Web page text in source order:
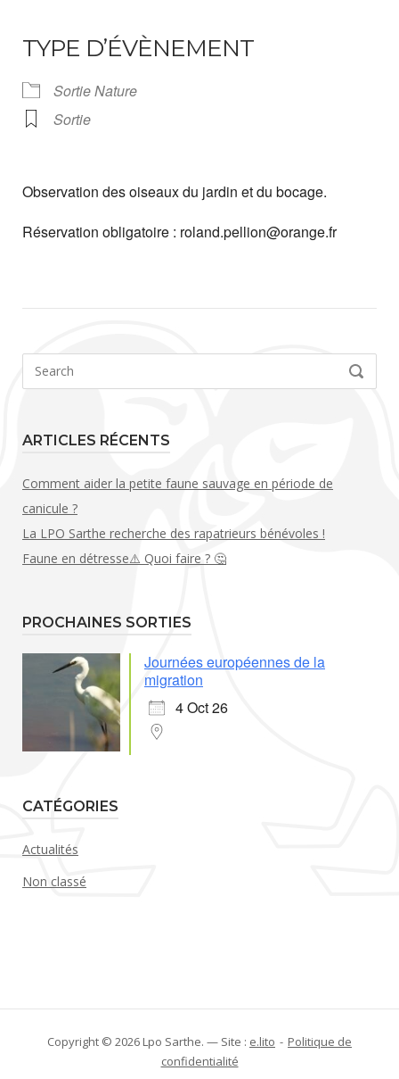
TYPE D’ÉVÈNEMENT
Sortie Nature
Sortie
Observation des oiseaux du jardin et du bocage.
Réservation obligatoire : roland.pellion@orange.fr
SEARCH
ARTICLES RÉCENTS
Comment aider la petite faune sauvage en période de
canicule ?
La LPO Sarthe recherche des rapatrieurs bénévoles !
Faune en détresse⚠️ Quoi faire ? 🤔
PROCHAINES SORTIES
Journées européennes de la
migration
4 Oct 26
CATÉGORIES
Actualités
Non classé
Copyright © 2026 Lpo Sarthe. — Site : e.lito
Politique de
confidentialité